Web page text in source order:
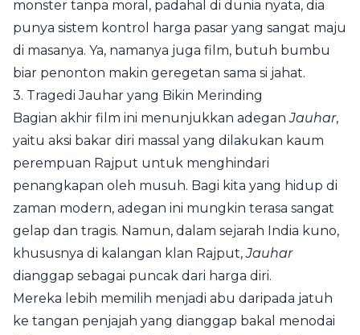
monster tanpa moral, padahal di dunia nyata, dia
punya sistem kontrol harga pasar yang sangat maju
di masanya. Ya, namanya juga film, butuh bumbu
biar penonton makin geregetan sama si jahat.
3. Tragedi Jauhar yang Bikin Merinding
Bagian akhir film ini menunjukkan adeganJauhar,
yaitu aksi bakar diri massal yang dilakukan kaum
perempuan Rajput untuk menghindari
penangkapan oleh musuh. Bagi kita yang hidup di
zaman modern, adegan ini mungkin terasa sangat
gelap dan tragis. Namun, dalam sejarah India kuno,
khususnya di kalangan klan Rajput,Jauhar
dianggap sebagai puncak dari harga diri.
Mereka lebih memilih menjadi abu daripada jatuh
ke tangan penjajah yang dianggap bakal menodai